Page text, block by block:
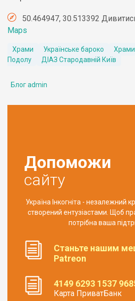
50.464947, 30.513392
Maps
Храми Українське бароко
Подолу
ДІАЗ Стародавній Київ
Блог admin
Допоможи
сайту
Україна Інкогніта - незалежний
створений ентузіастами. Щоб
потрібна ваша
Станьте нашим
Patreon
4149 6293 1537
Карта ПриватБанк